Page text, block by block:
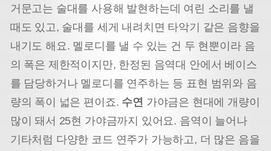
거문고는 술대를 사용해 발현하는데 여린 소리를 낼
때도 있고, 술대를 세게 내려치면 타악기 같은 음향을
내기도 해요. 멜로디를 낼 수 있는 건 두 현뿐이라 음
의 폭은 제한적이지만, 한정된 음역대 안에서 베이스
를 담당하거나 멜로디를 연주하는 등 표현 범위와 음
량의 폭이 넓은 편이죠. 수연 가야금은 현대에 개량이
많이 돼서 25현 가야금까지 있어요. 음역이 늘어나
기타처럼 다양한 코드 연주가 가능하고, 더 많은 음을